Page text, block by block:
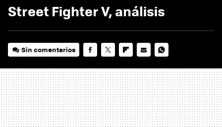
Street Fighter V, análisis
Sin comentarios
MAIL